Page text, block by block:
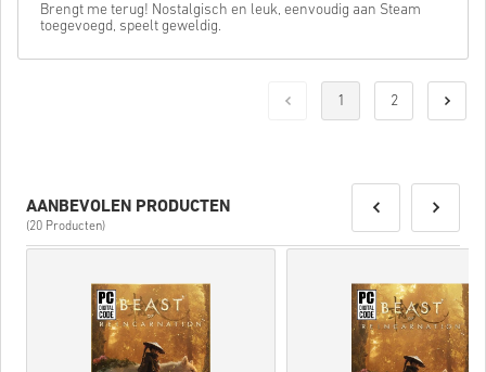
Brengt me terug! Nostalgisch en leuk, eenvoudig aan Steam
toegevoegd, speelt geweldig.
1 2
AANBEVOLEN PRODUCTEN
(20 Producten)